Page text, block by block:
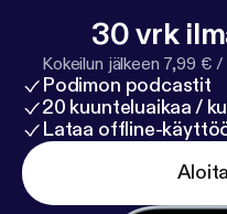
30 vrk
Kokeilun jälkeen 7,99 € /
Podimon podcastit
20 kuunteluaikaa /
Lataa offline-